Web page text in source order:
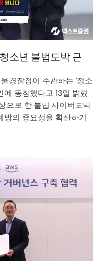
소년 불법도박 근
경찰청이 주관하는 '청소
동참했다고 13일 밝혔
으로 한 불법 사이버도박
방의 중요성을 확산하기